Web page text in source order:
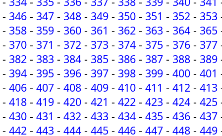
- 346 - 347 - 348 - 349 - 350 - 351 - 352 - 353
- 358 - 359 - 360 - 361 - 362 - 363 - 364 - 365
- 370 - 371 - 372 - 373 - 374 - 375 - 376 - 377
- 382 - 383 - 384 - 385 - 386 - 387 - 388 - 389
- 394 - 395 - 396 - 397 - 398 - 399 - 400 - 401
- 406 - 407 - 408 - 409 - 410 - 411 - 412 - 413
- 418 - 419 - 420 - 421 - 422 - 423 - 424 - 425
- 430 - 431 - 432 - 433 - 434 - 435 - 436 - 437
- 442 - 443 - 444 - 445 - 446 - 447 - 448 - 449